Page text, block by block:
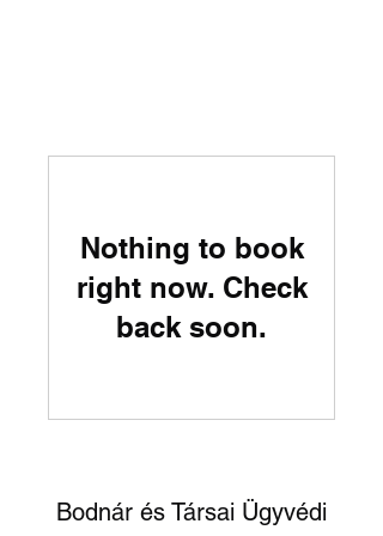
Nothing to book
right now. Check
back soon.
Bodnár és Társai Ügyvédi